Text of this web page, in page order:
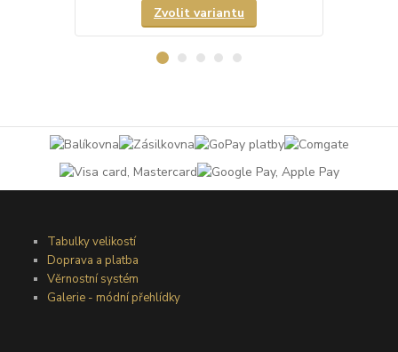
Zvolit variantu
Tabulky velikostí
Doprava a platba
Věrnostní systém
Galerie - módní přehlídky